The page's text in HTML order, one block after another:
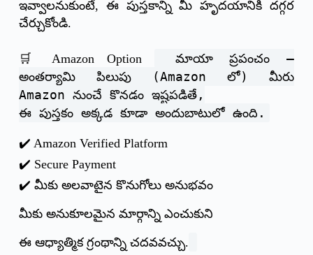
ఇవ్వాలనుకుంటే, ఈ పుస్తకాన్ని మీ హృదయానికి దగ్గర
చేర్చుకోండి.
🛒 Amazon Option
మాయా ప్రపంచం –
అంతర్యామి పిలుపు (Amazon లో) మీరు
Amazon నుంచే కొనడం ఇష్టపడితే,
ఈ పుస్తకం అక్కడ కూడా అందుబాటులో ఉంది.
✔️ Amazon Verified Platform
✔️ Secure Payment
✔️ మీకు అలవాటైన కొనుగోలు అనుభవం
మీకు అనుకూలమైన మార్గాన్ని ఎంచుకుని
ఈ ఆధ్యాత్మిక గ్రంథాన్ని చదవవచ్చు.